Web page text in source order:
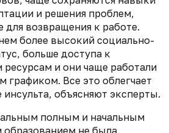
и решения проблем,
для возвращения к работе.
более высокий социально-
больше доступа к
и они чаще работали
графиком. Все это облегчает
объясняют эксперты.
полным и начальным
не была